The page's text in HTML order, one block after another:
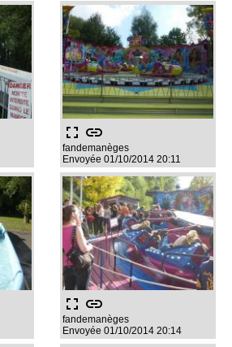
fullscreen link
fandemanèges
Envoyée 01/10/2014 20:11
fullscreen link
fandemanèges
Envoyée 01/10/2014 20:14